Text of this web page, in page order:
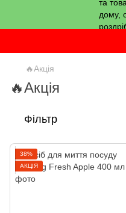
🔥Акція
🔥Акція
Фільтр
38%
АКЦІЯ